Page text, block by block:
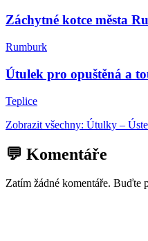
Záchytné kotce města
Rumburk
Útulek pro opuštěná a
Teplice
Zobrazit všechny: Útulky –
💬 Komentáře
Zatím žádné komentáře. Buďte